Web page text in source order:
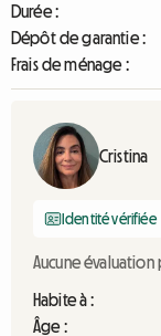
Durée :
Dépôt de garantie :
Frais de ménage :
Cristina
Identité vérifiée
Aucune
Habite à :
Âge :